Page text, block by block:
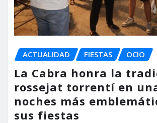
ACTUALIDAD FIESTAS OCIO
La Cabra honra la
rossejat torrentí en
noches más
sus fiestas